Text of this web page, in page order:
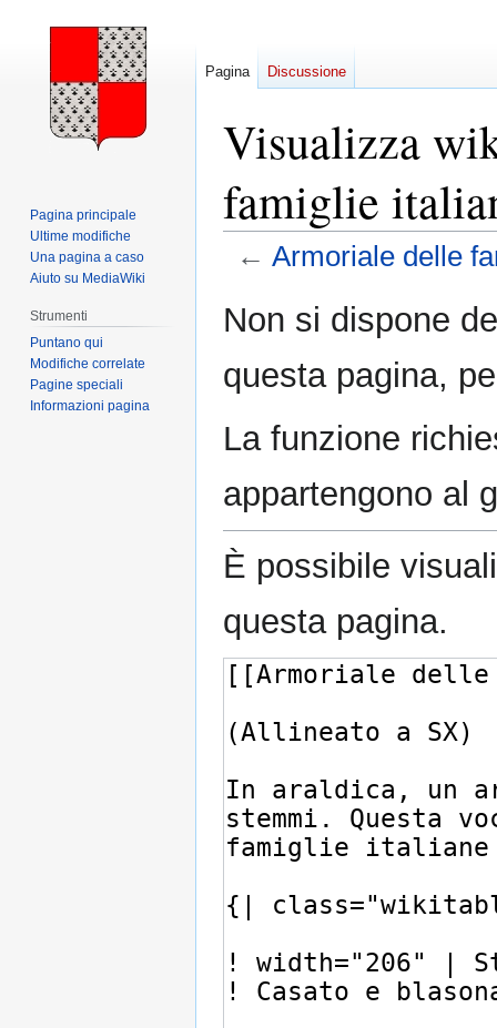
Visualizza
famiglie
← Armoriale delle
alla
alla
Non si dispone
questa pagina,
La funzione
appartengono al
È possibile
questa pagina.
Pagina Discussione
Pagina principale
Ultime modifiche
Una pagina a caso
Aiuto su MediaWiki
Strumenti
Puntano qui
Modifiche correlate
Pagine speciali
Informazioni pagina